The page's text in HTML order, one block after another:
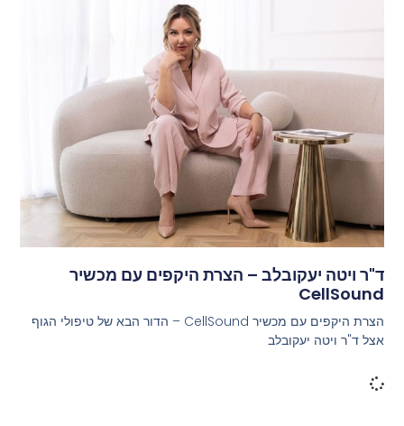
ד"ר ויטה יעקובלב – הצרת היקפים עם מכשיר
CellSound
הצרת היקפים עם מכשיר CellSound – הדור הבא של טיפולי הגוף
אצל ד"ר ויטה יעקובלב